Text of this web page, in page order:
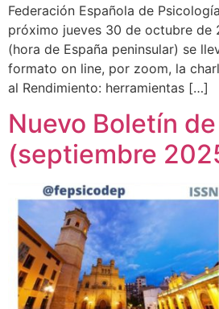
Federación Española de
próximo jueves 30 de octubre de
(hora de España peninsular) se
formato on line, por zoom, la
al Rendimiento: herramientas […]
Nuevo Boletín de
(septiembre